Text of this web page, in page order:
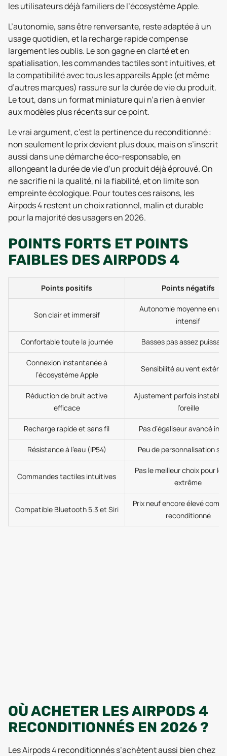
les utilisateurs déjà familiers de l’écosystème Apple.
L’autonomie, sans être renversante, reste adaptée à un
usage quotidien, et la recharge rapide compense
largement les oublis. Le son gagne en clarté et en
spatialisation, les commandes tactiles sont intuitives, et
la compatibilité avec tous les appareils Apple (et même
d’autres marques) rassure sur la durée de vie du produit.
Le tout, dans un format miniature qui n’a rien à envier
aux modèles plus récents sur ce point.
Le vrai argument, c’est la pertinence du reconditionné :
non seulement le prix devient plus doux, mais on s’inscrit
aussi dans une démarche éco-responsable, en
allongeant la durée de vie d’un produit déjà éprouvé. On
ne sacrifie ni la qualité, ni la fiabilité, et on limite son
empreinte écologique. Pour toutes ces raisons, les
Airpods 4 restent un choix rationnel, malin et durable
pour la majorité des usagers en 2026.
POINTS FORTS ET POINTS
FAIBLES DES AIRPODS 4
Points positifs Points négatifs
Son clair et immersif
Autonomie moyenne en
intensif
Confortable toute la journée Basses pas assez
Connexion instantanée à
l’écosystème Apple
Sensibilité au vent
Réduction de bruit active
efficace
Ajustement parfois instable
l’oreille
Recharge rapide et sans fil Pas d’égaliseur avancé
Résistance à l’eau (IP54) Peu de personnalisation
Commandes tactiles intuitives
Pas le meilleur choix pour le
extrême
Compatible Bluetooth 5.3 et Siri
Prix neuf encore élevé
reconditionné
OÙ ACHETER LES AIRPODS 4
RECONDITIONNÉS EN 2026 ?
Les Airpods 4 reconditionnés s’achètent aussi bien chez